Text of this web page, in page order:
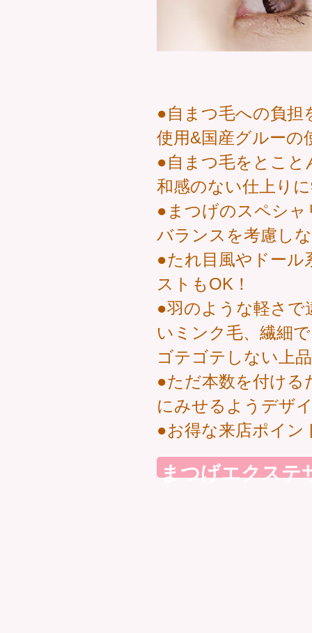
●自まつ毛への負担
使用&国産グルーの
●自まつ毛をとこと
和感のない仕上り
●まつげのスペシャ
バランスを考慮し
●たれ目風やドール
ストもOK！
●羽のような軽さで
いミンク毛、繊細
ゴテゴテしない上
●ただ本数を付ける
にみせるようデザ
●お得な来店ポイン
まつげエクス